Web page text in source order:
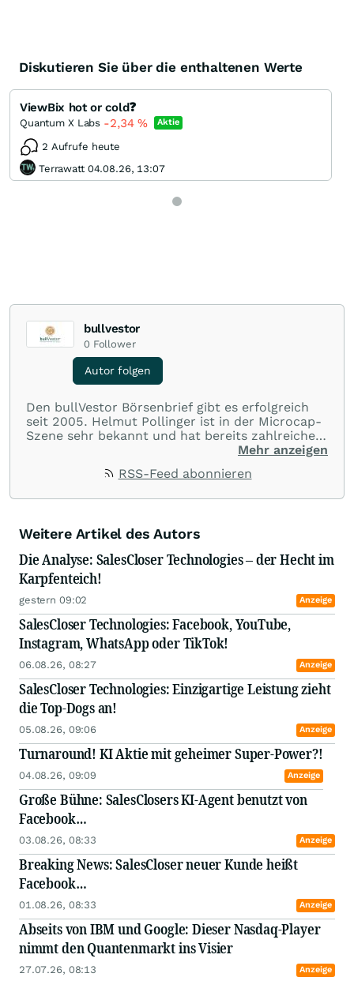
Diskutieren Sie über die enthaltenen Werte
ViewBix hot or cold❓
Quantum X Labs -2,34% Aktie
2 Aufrufe heute
Terrawatt 04.08.26, 13:07
bullvestor
0 Follower
Autor folgen
Den bullVestor Börsenbrief gibt es erfolgreich
seit 2005. Helmut Pollinger ist in der Microcap-
Szene sehr bekannt und hat bereits zahlreiche
Erfolgsunternehmen identifiziert. Sein
Helmuts Expertise im Rohstoff- und
Mio. kanadische Dollar) oder Exeter Resource
Dollar).
Mehr anzeigen
RSS-Feed abonnieren
Weitere Artikel des Autors
Die Analyse: SalesCloser Technologies – der Hecht im
Karpfenteich!
gestern 09:02 Anzeige
SalesCloser Technologies: Facebook, YouTube,
Instagram, WhatsApp oder TikTok!
06.08.26, 08:27 Anzeige
SalesCloser Technologies: Einzigartige Leistung zieht
die Top-Dogs an!
05.08.26, 09:06 Anzeige
Turnaround! KI Aktie mit geheimer Super-Power?!
04.08.26, 09:09 Anzeige
Große Bühne: SalesClosers KI-Agent benutzt von
Facebook…
03.08.26, 08:33 Anzeige
Breaking News: SalesCloser neuer Kunde heißt
Facebook…
01.08.26, 08:33 Anzeige
Abseits von IBM und Google: Dieser Nasdaq-Player
nimmt den Quantenmarkt ins Visier
27.07.26, 08:13 Anzeige